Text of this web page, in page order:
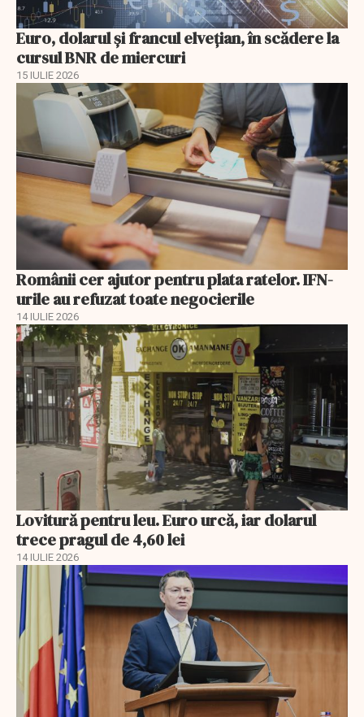
Euro, dolarul și francul elvețian, în scădere la
cursul BNR de miercuri
15 IULIE 2026
Românii cer ajutor pentru plata ratelor. IFN-
urile au refuzat toate negocierile
14 IULIE 2026
Lovitură pentru leu. Euro urcă, iar dolarul
trece pragul de 4,60 lei
14 IULIE 2026